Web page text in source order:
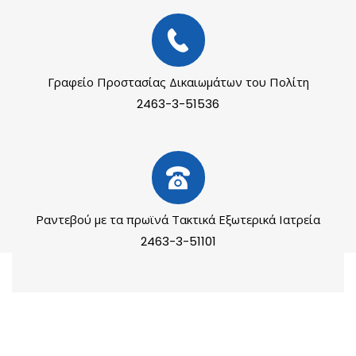
Γραφείο Προστασίας Δικαιωμάτων του Πολίτη
2463-3-51536
Ραντεβού με τα πρωϊνά Τακτικά Εξωτερικά Ιατρεία
2463-3-51101